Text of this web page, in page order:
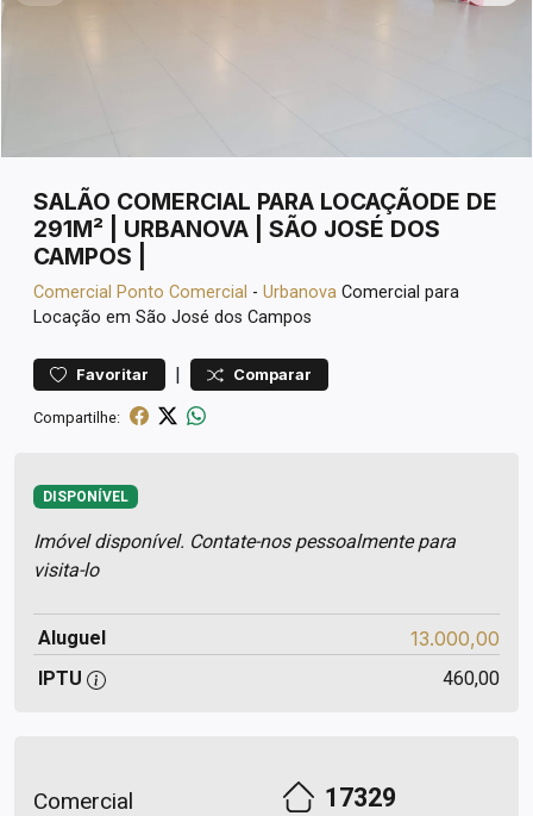
SALÃO COMERCIAL PARA LOCAÇÃODE DE
291M² | URBANOVA | SÃO JOSÉ DOS
CAMPOS |
Comercial Ponto Comercial - Urbanova Comercial para
Locação em São José dos Campos
Favoritar | Comparar
Compartilhe:
DISPONÍVEL
Imóvel disponível. Contate-nos pessoalmente para
visita-lo
Aluguel 13.000,00
IPTU 460,00
Comercial 17329